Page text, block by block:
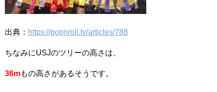
出典： https://popnroll.tv/articles/788
ちなみにUSJのツリーの高さは、
36mもの高さがあるそうです。